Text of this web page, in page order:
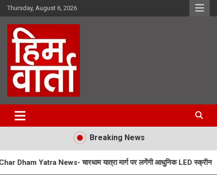
Skip
to
content
Thursday, August 6, 2026
Him Varta
Breaking News
News- चारधाम यात्रा मार्ग पर लगेंगी आधुनिक LED स्क्रीन SIR